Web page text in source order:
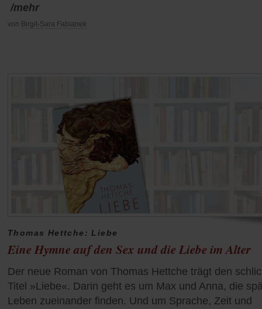
/mehr
von Birgit-Sara Fabianek
Thomas Hettche: Liebe
Eine Hymne auf den Sex und die Liebe im Alter
Der neue Roman von Thomas Hettche trägt den
Titel »Liebe«. Darin geht es um Max und Anna, die
Leben zueinander finden. Und um Sprache, Zeit und